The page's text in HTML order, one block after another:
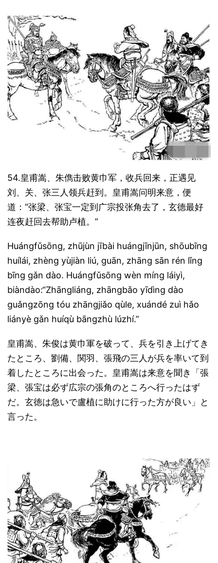
54.皇甫嵩、朱儁击败黄巾军，收兵回来，正遇见
刘、关、张三人领兵赶到。皇甫嵩问明来意，便
道：“张梁、张宝一定到广宗投张角去了，玄德最好
连夜赶回去帮助卢植。”
Huángfǔsōng, zhūjùn jībài huángjīnjūn, shōubīng
huílái, zhèng yùjiàn liú, guān, zhāng sān rén lǐng
bīng gǎn dào. Huángfǔsōng wèn míng láiyì,
biàndào:“Zhāngliáng, zhāngbǎo yīdìng dào
guǎngzōng tóu zhāngjiǎo qùle, xuándé zuì hǎo
liányè gǎn huíqù bāngzhù lúzhí.”
皇甫嵩、朱俊は黄巾軍を破って、兵を引き上げてき
たところ、劉備、関羽、張飛の三人が兵を率いて到
着したところに出会った。皇甫嵩は来意を聞き「張
梁、張宝は必ず広宗の張角のところへ行ったはず
だ。玄徳は急いで盧植に助けに行った方が良い」と
言った。